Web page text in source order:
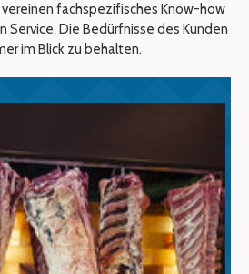
fachspezifisches Know-how
Die Bedürfnisse des Kunden
im Blick zu behalten.